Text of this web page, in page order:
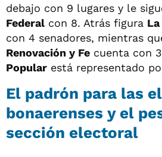
debajo con 9 lugares y le
Federal con 8. Atrás figura
con 4 senadores, mientras
Renovación y Fe cuenta con
Popular está representado
El padrón para las
bonaerenses y el
sección electoral